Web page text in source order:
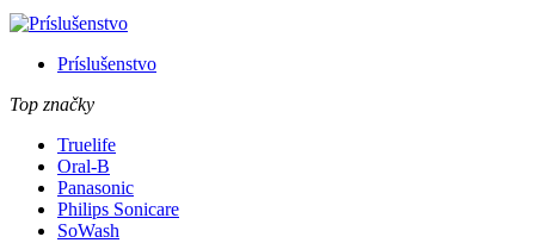
Príslušenstvo
Top značky
Truelife
Oral-B
Panasonic
Philips Sonicare
SoWash